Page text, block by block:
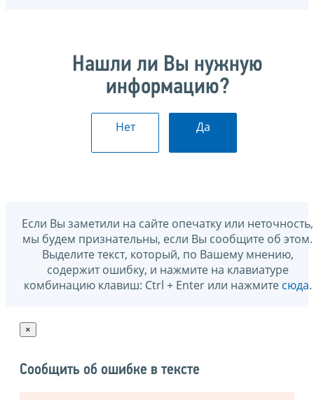
Нашли ли Вы нужную
информацию?
Нет Да
Если Вы заметили на сайте опечатку или неточность,
мы будем признательны, если Вы сообщите об этом.
Выделите текст, который, по Вашему мнению,
содержит ошибку, и нажмите на клавиатуре
комбинацию клавиш: Ctrl + Enter или нажмите сюда.
×
Сообщить об ошибке в тексте